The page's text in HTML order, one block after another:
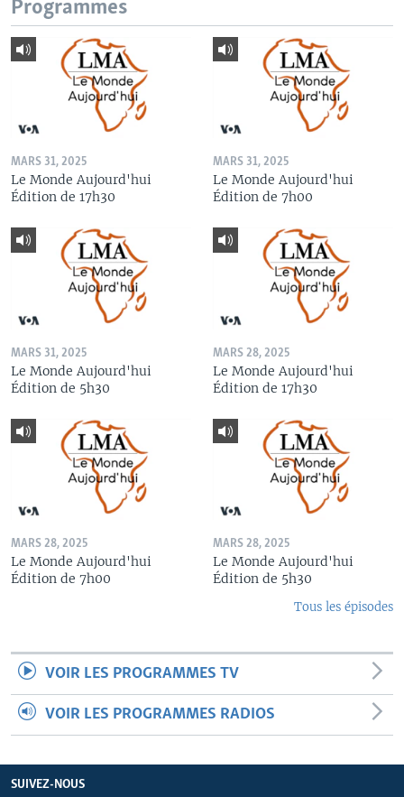
Programmes
MARS 31, 2025
Le Monde Aujourd'hui
Édition de 17h30
MARS 31, 2025
Le Monde Aujourd'hui
Édition de 7h00
MARS 31, 2025
Le Monde Aujourd'hui
Édition de 5h30
MARS 28, 2025
Le Monde Aujourd'hui
Édition de 17h30
MARS 28, 2025
Le Monde Aujourd'hui
Édition de 7h00
MARS 28, 2025
Le Monde Aujourd'hui
Édition de 5h30
Tous les épisodes
VOIR LES PROGRAMMES TV
VOIR LES PROGRAMMES RADIOS
SUIVEZ-NOUS